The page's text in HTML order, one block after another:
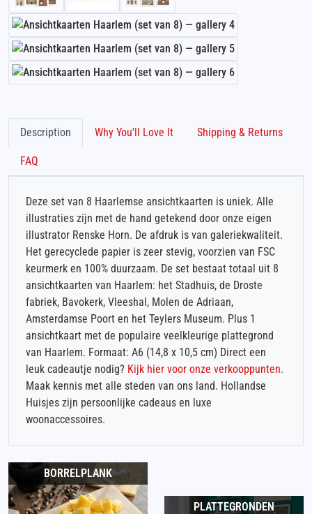
Description Why You'll Love It Shipping & Returns
FAQ
Deze set van 8 Haarlemse ansichtkaarten is uniek. Alle
illustraties zijn met de hand getekend door onze eigen
illustrator Renske Horn. De afdruk is van galeriekwaliteit.
Het gerecyclede papier is zeer stevig, voorzien van FSC
keurmerk en 100% duurzaam. De set bestaat totaal uit 8
ansichtkaarten van Haarlem: het Stadhuis, de Droste
fabriek, Bavokerk, Vleeshal, Molen de Adriaan,
Amsterdamse Poort en het Teylers Museum. Plus 1
ansichtkaart met de populaire veelkleurige plattegrond
van Haarlem. Formaat: A6 (14,8 x 10,5 cm) Direct een
leuk cadeautje nodig? Kijk hier voor onze verkooppunten.
Maak kennis met alle steden van ons land. Hollandse
Huisjes zijn persoonlijke cadeaus en luxe
woonaccessoires.
BORRELPLANK
PLATTEGRONDEN